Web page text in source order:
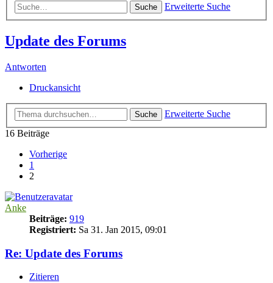
Suche Erweiterte Suche
Update des Forums
Antworten
Druckansicht
Suche
Erweiterte Suche
16 Beiträge
Vorherige
1
2
Anke
Beiträge: 919
Registriert: Sa 31. Jan 2015, 09:01
Re: Update des Forums
Zitieren